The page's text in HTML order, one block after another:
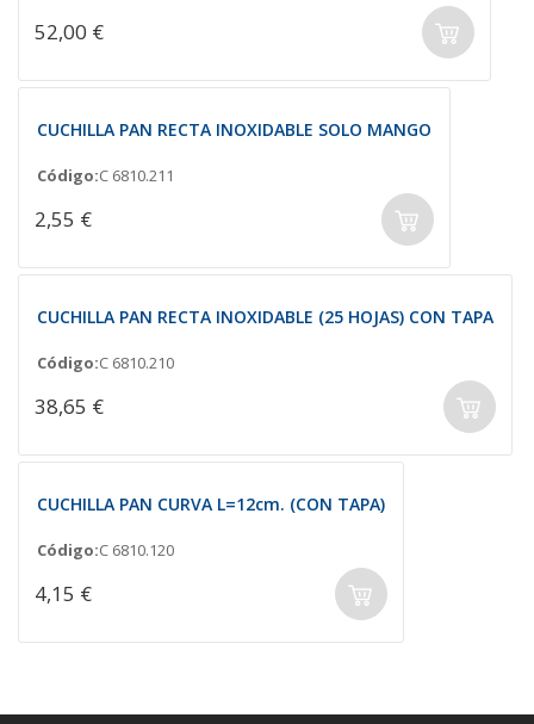
52,00 €
CUCHILLA PAN RECTA INOXIDABLE SOLO MANGO
Código:C 6810.211
2,55 €
CUCHILLA PAN RECTA INOXIDABLE (25 HOJAS) CON TAPA
Código:C 6810.210
38,65 €
CUCHILLA PAN CURVA L=12cm. (CON TAPA)
Código:C 6810.120
4,15 €